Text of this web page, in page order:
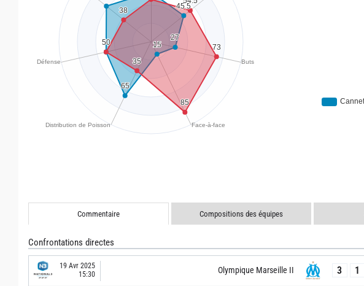
Commentaire Compositions des équipes
Confrontations directes
19 Avr 2025
15:30
Olympique Marseille II 3 1